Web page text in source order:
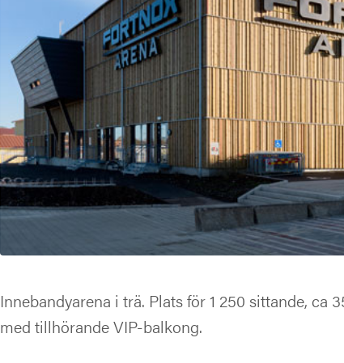
Innebandyarena i trä. Plats för 1 250 sittande, ca
med tillhörande VIP-balkong.